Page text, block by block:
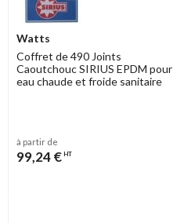
Watts
Coffret de 490 Joints
Caoutchouc SIRIUS EPDM pour
eau chaude et froide sanitaire
à partir de
99,24 € HT